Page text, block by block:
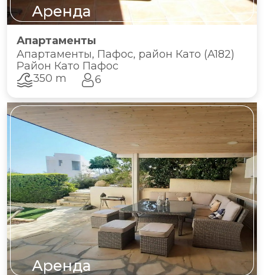
Аренда
Апартаменты
Апартаменты, Пафос, район Като (A182)
Район Като Пафос
350 m
6
Аренда